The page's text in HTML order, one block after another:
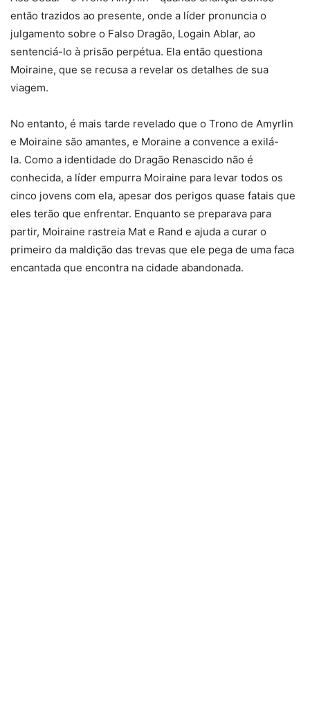
então trazidos ao presente, onde a líder pronuncia o
julgamento sobre o Falso Dragão, Logain Ablar, ao
sentenciá-lo à prisão perpétua. Ela então questiona
Moiraine, que se recusa a revelar os detalhes de sua
viagem.
No entanto, é mais tarde revelado que o Trono de Amyrlin
e Moiraine são amantes, e Moraine a convence a exilá-
la. Como a identidade do Dragão Renascido não é
conhecida, a líder empurra Moiraine para levar todos os
cinco jovens com ela, apesar dos perigos quase fatais que
eles terão que enfrentar. Enquanto se preparava para
partir, Moiraine rastreia Mat e Rand e ajuda a curar o
primeiro da maldição das trevas que ele pega de uma faca
encantada que encontra na cidade abandonada.